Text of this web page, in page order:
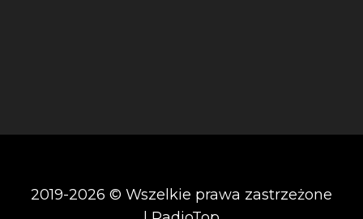
2019-2026 © Wszelkie prawa zastrzeżone